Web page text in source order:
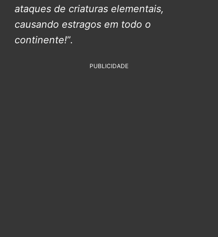
ataques de criaturas elementais,
causando estragos em todo o
continente!”.
PUBLICIDADE